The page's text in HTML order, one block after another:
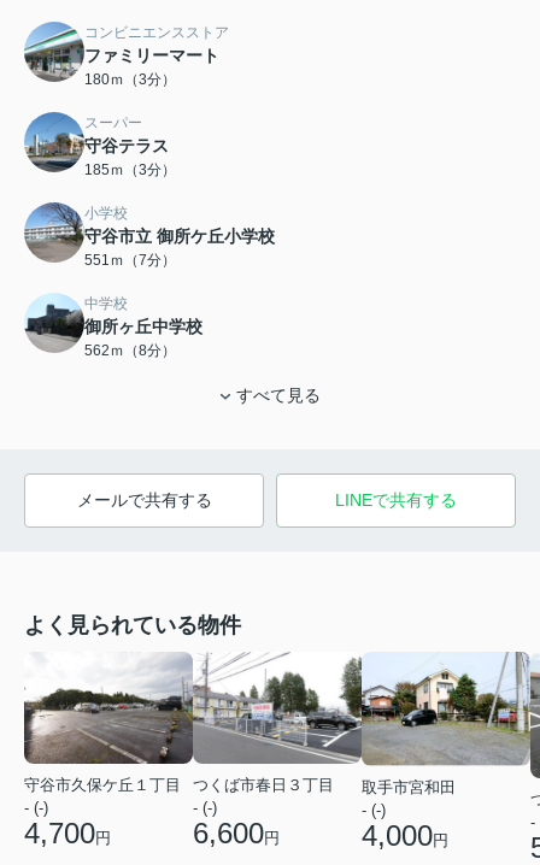
コンビニエンスストア
ファミリーマート
180ｍ（3分）
スーパー
守谷テラス
185ｍ（3分）
小学校
守谷市立 御所ケ丘小学校
551ｍ（7分）
中学校
御所ヶ丘中学校
562ｍ（8分）
すべて見る
メールで共有する LINEで共有する
よく見られている物件
守谷市久保ケ丘１丁目
- (-)
4,700円
つくば市春日３丁目
- (-)
6,600円
取手市宮和田
- (-)
4,000円
-